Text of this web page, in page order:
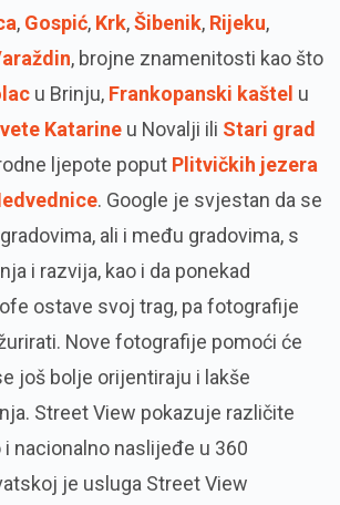
, Gospić, Krk,Šibenik, Rijeku,
, brojne znamenitosti kao što
u Brinju, Frankopanski kaštel u
Katarine u Novalji ili Stari grad
ljepote poput Plitvičkih jezera
. Google je svjestan da se
ali i među gradovima, s
i razvija, kao i da ponekad
ostave svoj trag, pa fotografije
Nove fotografije pomoći će
još bolje orijentiraju i lakše
Street View pokazuje različite
nacionalno naslijeđe u 360
je usluga Street View